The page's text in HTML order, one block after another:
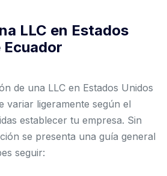
LLC en Estados
Ecuador
de una LLC en Estados Unidos
variar ligeramente según el
establecer tu empresa. Sin
se presenta una guía general
seguir: